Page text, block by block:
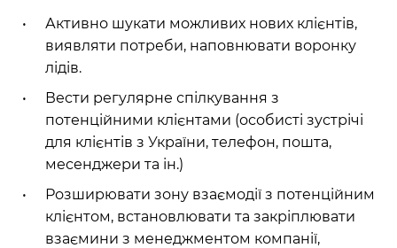
Активно шукати можливих нових клієнтів,
виявляти потреби, наповнювати воронку
лідів.
Вести регулярне спілкування з
потенційними клієнтами (особисті зустрічі
для клієнтів з України, телефон, пошта,
месенджери та ін.)
Розширювати зону взаємодії з потенційним
клієнтом, встановлювати та закріплювати
взаємини з менеджментом компанії,